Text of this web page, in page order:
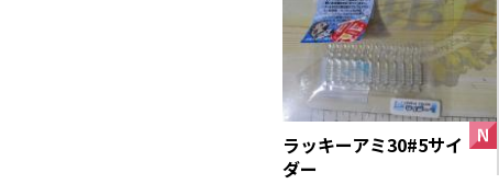
ラッキーアミ30#5サイ
ダー